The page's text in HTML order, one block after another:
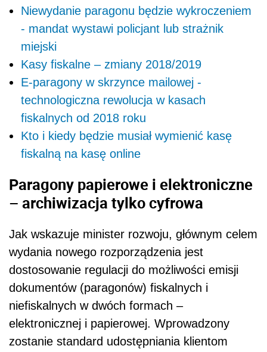
Niewydanie paragonu będzie wykroczeniem
- mandat wystawi policjant lub strażnik
miejski
Kasy fiskalne – zmiany 2018/2019
E-paragony w skrzynce mailowej -
technologiczna rewolucja w kasach
fiskalnych od 2018 roku
Kto i kiedy będzie musiał wymienić kasę
fiskalną na kasę online
Paragony papierowe i elektroniczne
– archiwizacja tylko cyfrowa
Jak wskazuje minister rozwoju, głównym celem
wydania nowego rozporządzenia jest
dostosowanie regulacji do możliwości emisji
dokumentów (paragonów) fiskalnych i
niefiskalnych w dwóch formach –
elektronicznej i papierowej. Wprowadzony
zostanie standard udostępniania klientom